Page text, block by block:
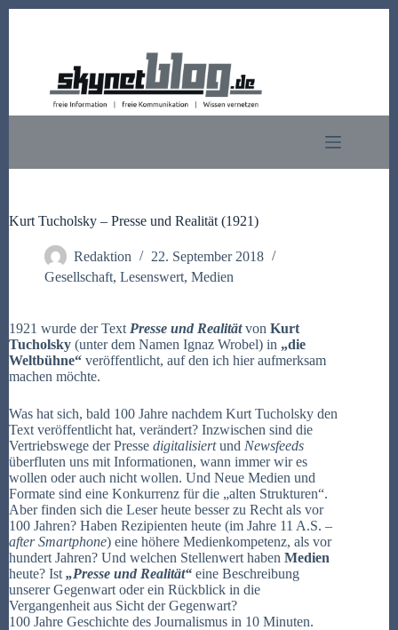
Kurt Tucholsky – Presse und Realität (1921)
Redaktion
22. September 2018
Gesellschaft, Lesenswert, Medien
1921 wurde der Text Presse und Realitätvon Kurt
Tucholsky (unter dem Namen Ignaz Wrobel) in „die
Weltbühne“ veröffentlicht, auf den ich hier aufmerksam
machen möchte.
Was hat sich, bald 100 Jahre nachdem Kurt Tucholsky den
Text veröffentlicht hat, verändert? Inzwischen sind die
Vertriebswege der Presse digitalisiertund Newsfeeds
überfluten uns mit Informationen, wann immer wir es
wollen oder auch nicht wollen. Und Neue Medien und
Formate sind eine Konkurrenz für die „alten Strukturen“.
Aber finden sich die Leser heute besser zu Recht als vor
100 Jahren? Haben Rezipienten heute (im Jahre 11 A.S. –
after Smartphone) eine höhere Medienkompetenz, als vor
hundert Jahren? Und welchen Stellenwert haben Medien
heute? Ist „Presse und Realität“ eine Beschreibung
unserer Gegenwart oder ein Rückblick in die
Vergangenheit aus Sicht der Gegenwart?
100 Jahre Geschichte des Journalismus in 10 Minuten.